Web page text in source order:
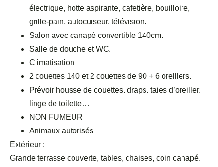
électrique, hotte aspirante, cafetière, bouilloire,
grille-pain, autocuiseur, télévision.
Salon avec canapé convertible 140cm.
Salle de douche et WC.
Climatisation
2 couettes 140 et 2 couettes de 90 + 6 oreillers.
Prévoir housse de couettes, draps, taies d’oreiller,
linge de toilette…
NON FUMEUR
Animaux autorisés
Extérieur :
Grande terrasse couverte, tables, chaises, coin canapé.